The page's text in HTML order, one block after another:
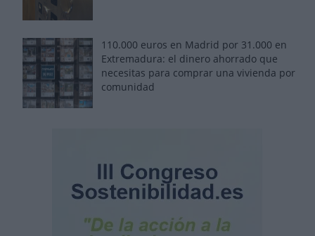
110.000 euros en Madrid por 31.000 en
Extremadura: el dinero ahorrado que
necesitas para comprar una vivienda por
comunidad